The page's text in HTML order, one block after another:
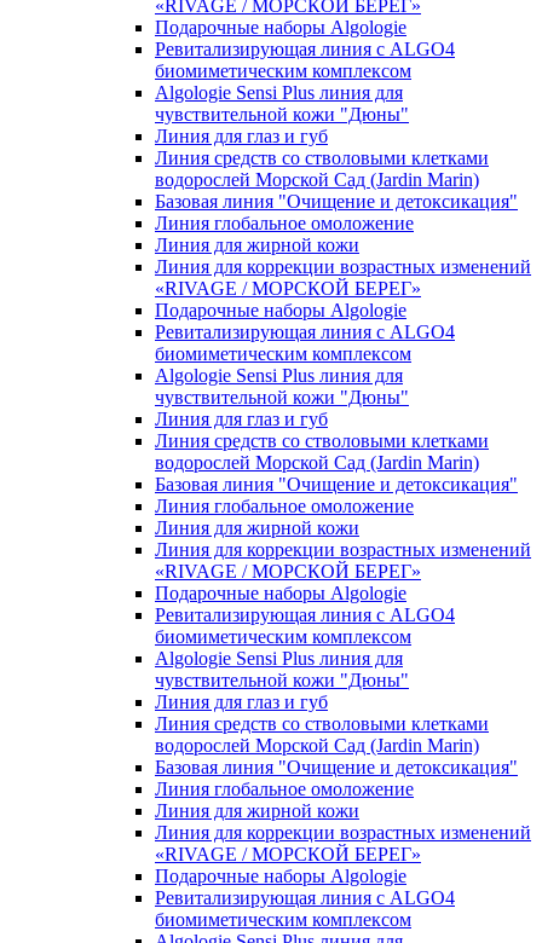
«RIVAGE / МОРСКОЙ БЕРЕГ»
Подарочные наборы Algologie
Ревитализирующая линия с ALGO4
биомиметическим комплексом
Algologie Sensi Plus линия для
чувcтвительной кожи "Дюны"
Линия для глаз и губ
Линия средств со стволовыми клетками
водорослей Морской Сад (Jardin Marin)
Базовая линия "Очищение и детоксикация"
Линия глобальное омоложение
Линия для жирной кожи
Линия для коррекции возрастных изменений
«RIVAGE / МОРСКОЙ БЕРЕГ»
Подарочные наборы Algologie
Ревитализирующая линия с ALGO4
биомиметическим комплексом
Algologie Sensi Plus линия для
чувcтвительной кожи "Дюны"
Линия для глаз и губ
Линия средств со стволовыми клетками
водорослей Морской Сад (Jardin Marin)
Базовая линия "Очищение и детоксикация"
Линия глобальное омоложение
Линия для жирной кожи
Линия для коррекции возрастных изменений
«RIVAGE / МОРСКОЙ БЕРЕГ»
Подарочные наборы Algologie
Ревитализирующая линия с ALGO4
биомиметическим комплексом
Algologie Sensi Plus линия для
чувcтвительной кожи "Дюны"
Линия для глаз и губ
Линия средств со стволовыми клетками
водорослей Морской Сад (Jardin Marin)
Базовая линия "Очищение и детоксикация"
Линия глобальное омоложение
Линия для жирной кожи
Линия для коррекции возрастных изменений
«RIVAGE / МОРСКОЙ БЕРЕГ»
Подарочные наборы Algologie
Ревитализирующая линия с ALGO4
биомиметическим комплексом